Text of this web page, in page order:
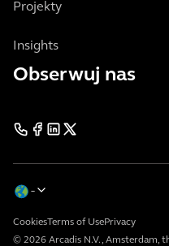
Projekty
Insights
Obserwuj nas
© 2026 Arcadis N.V., Amsterdam,
CookiesTerms of UsePrivacy